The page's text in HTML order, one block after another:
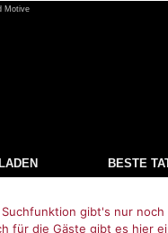
Motive
BESTE
Suchfunktion gibt's nur
für die Gäste gibt es hier